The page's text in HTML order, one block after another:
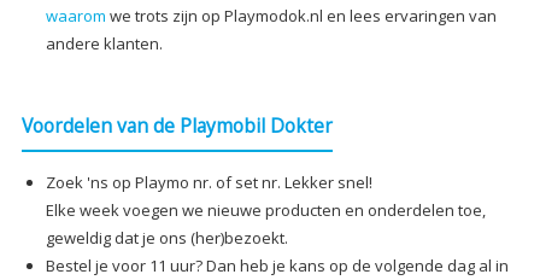
waarom we trots zijn op Playmodok.nl en lees ervaringen van
andere klanten.
Voordelen van de Playmobil Dokter
Zoek 'ns op Playmo nr. of set nr. Lekker snel!
Elke week voegen we nieuwe producten en onderdelen toe,
geweldig dat je ons (her)bezoekt.
Bestel je voor 11 uur? Dan heb je kans op de volgende dag al in